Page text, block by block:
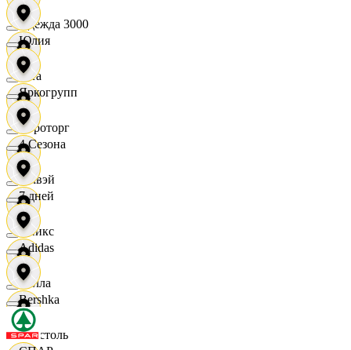
Одежда 3000
Zara
Агроторг
Амвэй
Аникс
Билла
Бристоль
Юлия
Яркогрупп
4 Сезона
7 дней
Adidas
Bershka